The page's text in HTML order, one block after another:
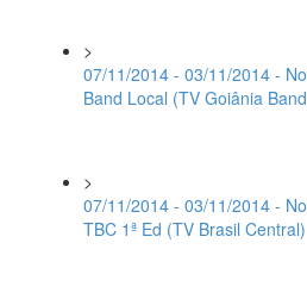
>
07/11/2014 - 03/11/2014 -
Band Local (TV Goiânia
>
07/11/2014 - 03/11/2014 -
TBC 1ª Ed (TV Brasil Central)